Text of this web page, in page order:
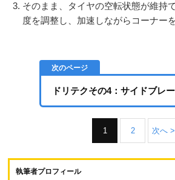
そのまま、タイヤの空転状態が維持
度を調整し、加速しながらコーナー
ドリテクその4：サイドブレ
1 2 次へ >
執筆者プロフィール